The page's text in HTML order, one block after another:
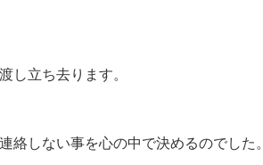
し立ち去ります。
しない事を心の中で決めるのでした。